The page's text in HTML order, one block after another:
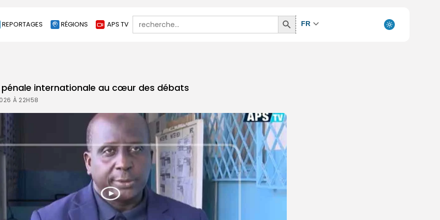
REPORTAGES RÉGIONS APS TV
Search
for:
Search
Button
FR
pénale internationale au cœur des débats
À 22H58